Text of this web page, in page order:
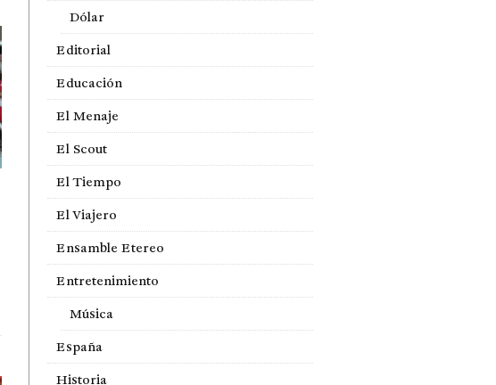
Dólar
Editorial
Educación
El Menaje
El Scout
El Tiempo
El Viajero
Ensamble Etereo
Entretenimiento
Música
España
Historia